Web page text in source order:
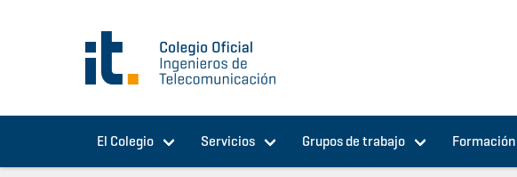
El Colegio Servicios Grupos de trabajo Formación